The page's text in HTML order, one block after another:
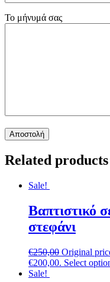
Το μήνυμά σας
Related products
Sale!
Βαπτιστικό
στεφάνι
€250,00 Original
€200,00. Select
Sale!